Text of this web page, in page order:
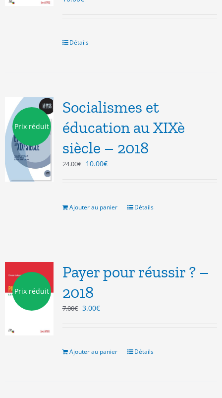
Détails
Prix réduit
Socialismes et
éducation au XIXè
siècle – 2018
24.00€ Le
24.00€.
10.00€Le
10.00€.
Ajouter au panier Détails
Prix réduit
Payer pour réussir ? –
2018
7.00€ Le
7.00€.
3.00€Le
3.00€.
Ajouter au panier Détails